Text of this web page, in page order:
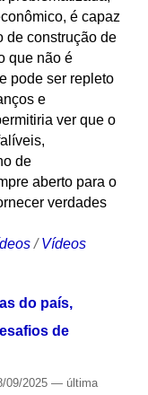
é capaz
de construção de
que não é
pode ser repleto
e
ver que o
de
aberto para o
verdades
/Vídeos
do país,
de
09/2025 — última